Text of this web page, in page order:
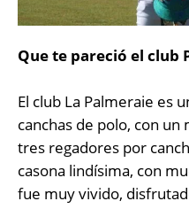
Que te pareció el club
El club La Palmeraie es
canchas de polo, con
tres regadores por
casona lindísima, con
fue muy vivido,